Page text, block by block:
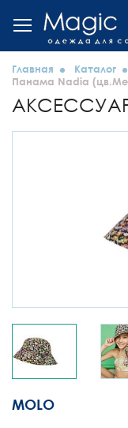
Главная Каталог
Панама Nadia
MOLO